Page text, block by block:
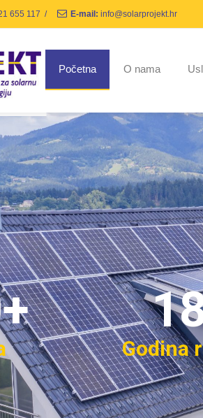
655 117 / E-mail: info@solarprojekt.hr
Početna O nama
Godina